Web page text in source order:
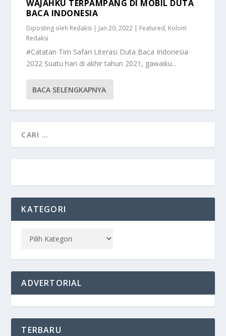
WAJAHKU TERPAMPANG DI MOBIL DUTA
BACA INDONESIA
Diposting oleh Redaksi | Jan 20, 2022 | Featured, Kolom
Redaksi
#Catatan Tim Safari Literasi Duta Baca Indonesia
2022 Suatu hari di akhir tahun 2021, gawaiku...
BACA SELENGKAPNYA
KATEGORI
ADVERTORIAL
TERBARU